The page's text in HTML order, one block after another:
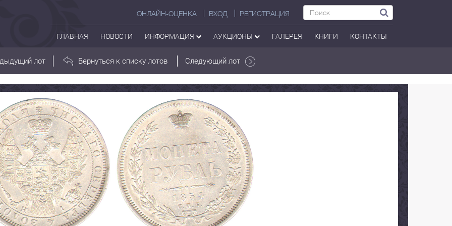
ОНЛАЙН-ОЦЕНКА ВХОД РЕГИСТРАЦИЯ
ГЛАВНАЯ НОВОСТИ ИНФОРМАЦИЯ АУКЦИОНЫ ГАЛЕРЕЯ КНИГИ КОНТАКТЫ
лот Вернуться к списку лотов Следующий лот